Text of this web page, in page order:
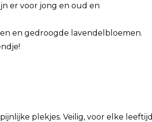
er voor jong en oud en
en gedroogde lavendelbloemen.
plekjes. Veilig, voor elke leeftijd